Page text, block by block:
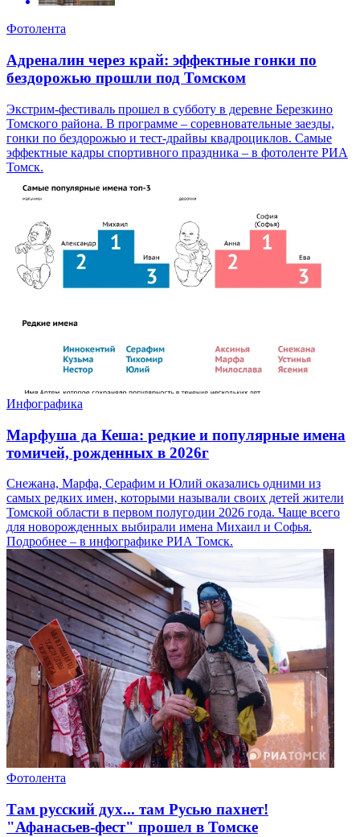
Фотолента
Адреналин через край: эффектные гонки по
бездорожью прошли под Томском
Экстрим-фестиваль прошел в субботу в деревне Березкино
Томского района. В программе – соревновательные заезды,
гонки по бездорожью и тест-драйвы квадроциклов. Самые
эффектные кадры спортивного праздника – в фотоленте РИА
Томск.
Инфографика
Марфуша да Кеша: редкие и популярные имена
томичей, рожденных в 2026г
Снежана, Марфа, Серафим и Юлий оказались одними из
самых редких имен, которыми называли своих детей жители
Томской области в первом полугодии 2026 года. Чаще всего
для новорожденных выбирали имена Михаил и Софья.
Подробнее – в инфографике РИА Томск.
Фотолента
Там русский дух... там Русью пахнет!
"Афанасьев-фест" прошел в Томске